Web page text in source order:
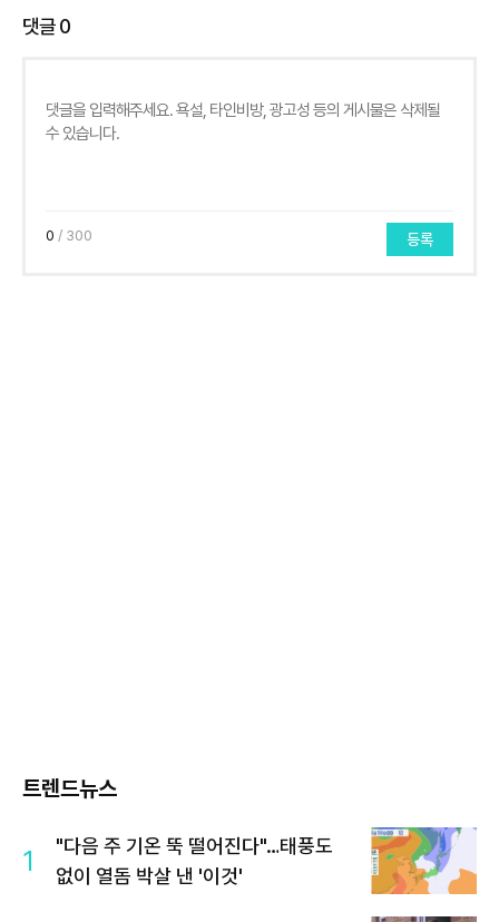
댓글0
0 / 300 등록
트렌드뉴스
1
"다음 주 기온 뚝 떨어진다"…태풍도
없이 열돔 박살 낸 '이것'